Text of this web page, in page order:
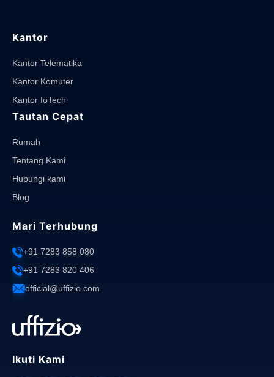
Kantor
Kantor Telematika
Kantor Komuter
Kantor IoTech
Tautan Cepat
Rumah
Tentang Kami
Hubungi kami
Blog
Mari Terhubung
+91 7283 858 080
+91 7283 820 406
official@uffizio.com
Ikuti Kami